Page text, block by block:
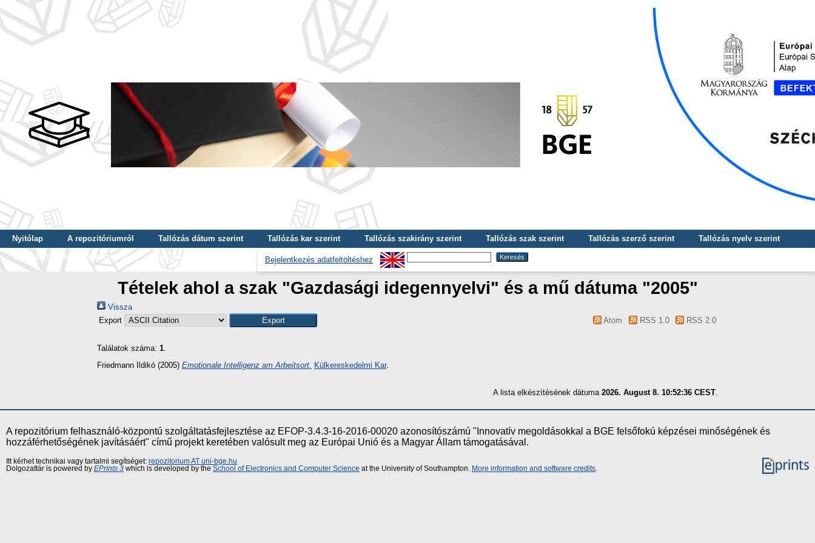
Nyitólap A repozitóriumról Tallózás dátum szerint Tallózás kar szerint Tallózás szakirány szerint Tallózás szak szerint Tallózás szerző szerint
Tallózás nyelv szerint
Tallózás képzés szintje szerint
Tallózás kulcsszó szerint Bejelentkezés adatfeltöltéshez
Tételek ahol a szak "Gazdasági idegennyelvi" és a mű dátuma "2005"
Vissza
Export
Atom RSS 1.0 RSS 2.0
Találatok száma: 1.
Friedmann Ildikó (2005) Emotionale Intelligenz am Arbeitsort. Külkereskedelmi Kar.
A lista elkészítésének dátuma 2026. August 8. 10:52:36 CEST
A repozitórium felhasználó-központú szolgáltatásfejlesztése az EFOP-3.4.3-16-2016-00020 azonosítószámú "Innovatív megoldásokkal a BGE felsőfokú képzései minőségének és
hozzáférhetőségének javításáért" című projekt keretében valósult meg az Európai Unió és a Magyar Állam támogatásával.
Itt kérhet technikai vagy tartalmi segítséget: repozitorium AT uni-bge.hu
Dolgozattár is powered by EPrints 3 which is developed by the School of Electronics and Computer Science at the University of Southampton. More information and software credits